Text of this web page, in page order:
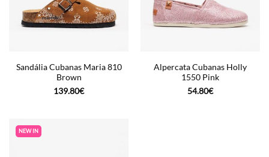
Sandália Cubanas Maria 810
Brown
139.80€
Alpercata Cubanas Holly
1550 Pink
54.80€
NEW IN